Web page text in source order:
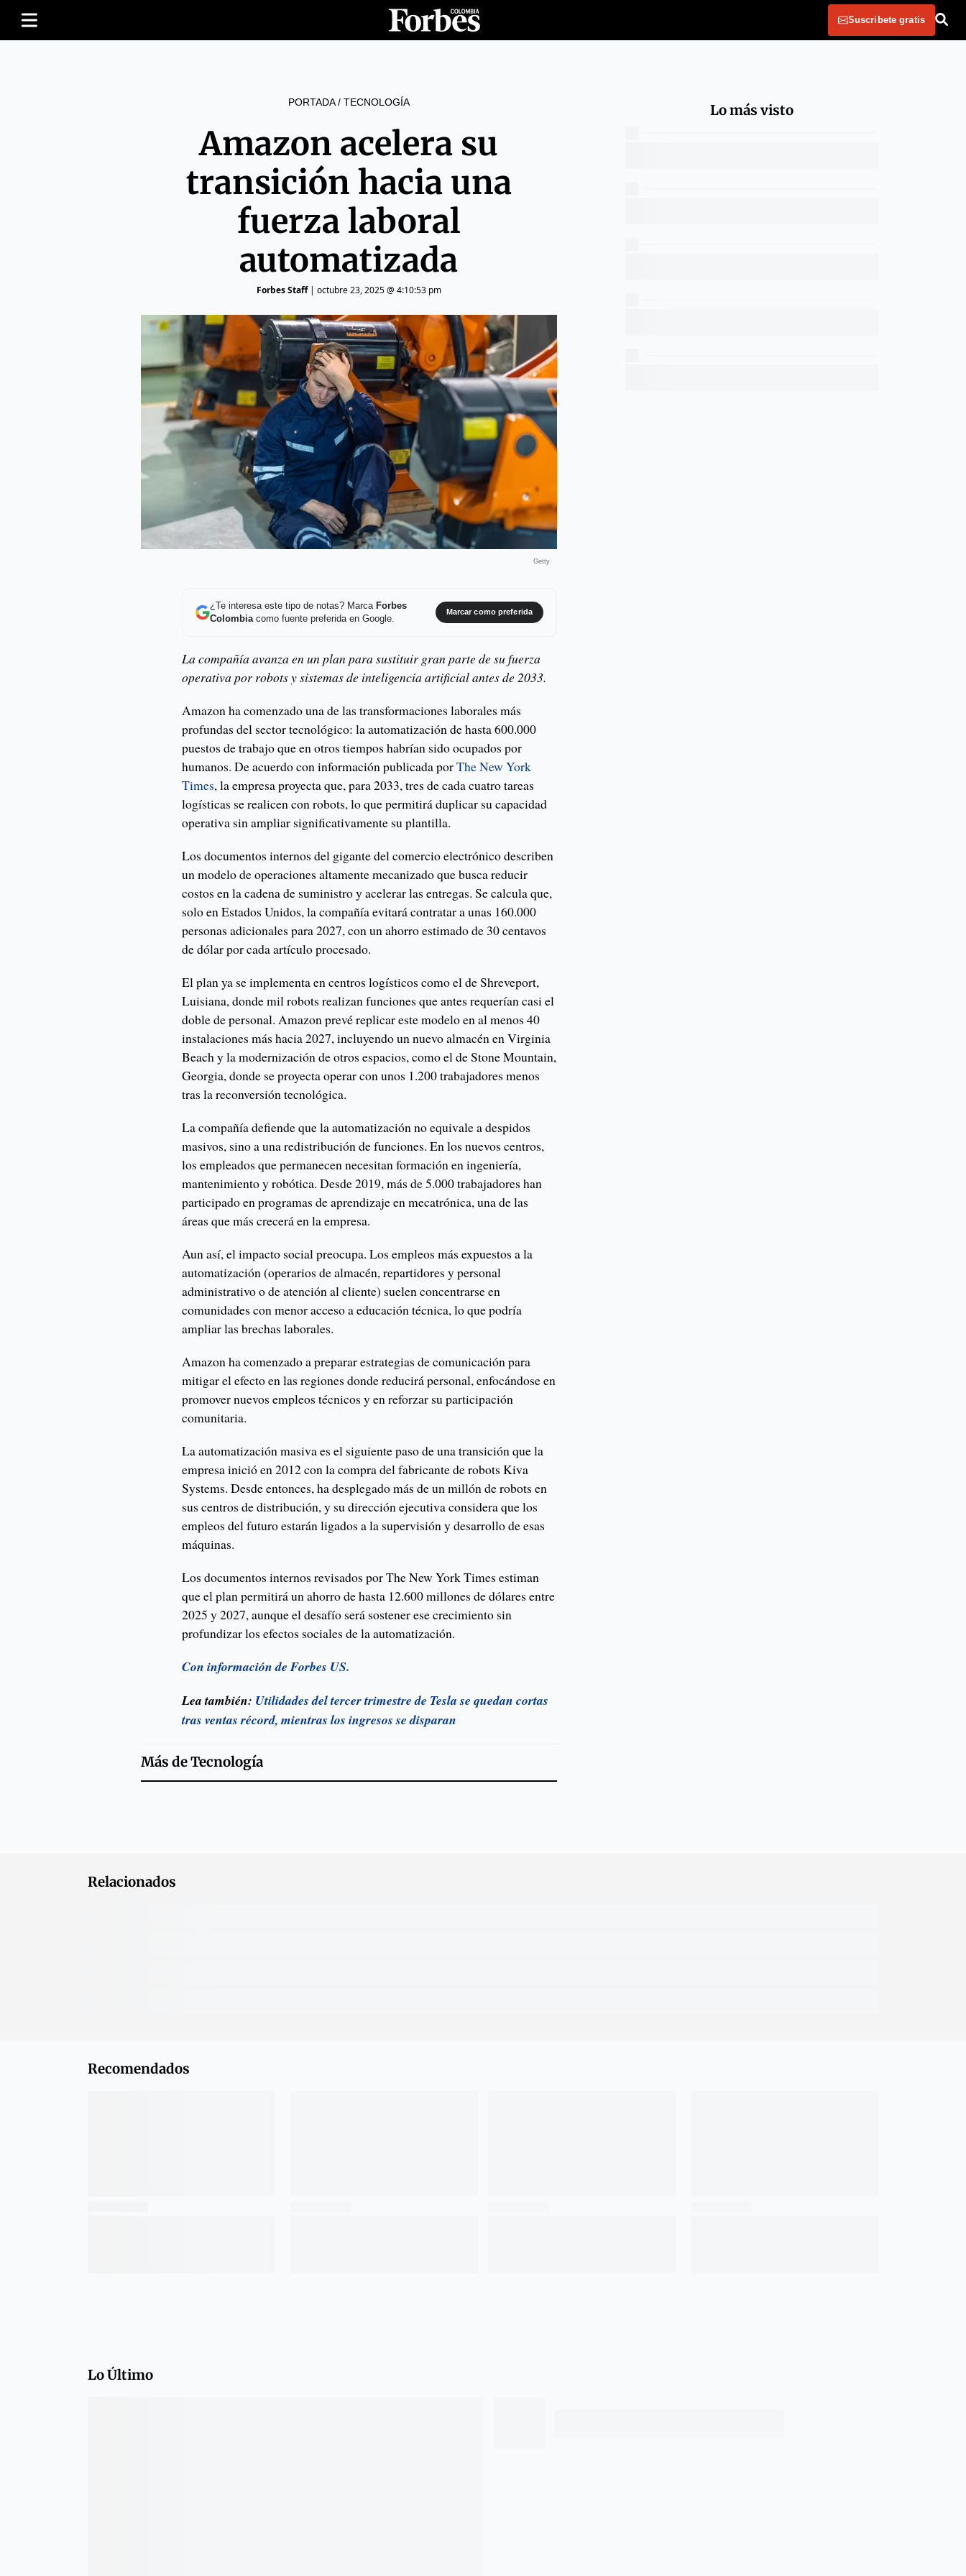
Suscribete gratis
PORTADA/ TECNOLOGÍA
Amazon acelera su
transición hacia una
fuerza laboral
automatizada
Forbes Staff| octubre 23, 2025 @ 4:10:53 pm
Getty
¿Te interesa este tipo de notas? Marca Forbes
Colombiacomo fuente preferida en Google.
Marcar como preferida
La compañía avanza en un plan para sustituir gran parte de su fuerza
operativa por robots y sistemas de inteligencia artificial antes de 2033.
Amazon ha comenzado una de las transformaciones laborales más
profundas del sector tecnológico: la automatización de hasta 600.000
puestos de trabajo que en otros tiempos habrían sido ocupados por
humanos. De acuerdo con información publicada porThe New York
Times, la empresa proyecta que, para 2033, tres de cada cuatro tareas
logísticas se realicen con robots, lo que permitirá duplicar su capacidad
operativa sin ampliar significativamente su plantilla.
Los documentos internos del gigante del comercio electrónico describen
un modelo de operaciones altamente mecanizado que busca reducir
costos en la cadena de suministro y acelerar las entregas. Se calcula que,
solo en Estados Unidos, la compañía evitará contratar a unas 160.000
personas adicionales para 2027, con un ahorro estimado de 30 centavos
de dólar por cada artículo procesado.
El plan ya se implementa en centros logísticos como el de Shreveport,
Luisiana, donde mil robots realizan funciones que antes requerían casi el
doble de personal. Amazon prevé replicar este modelo en al menos 40
instalaciones más hacia 2027, incluyendo un nuevo almacén en Virginia
Beach y la modernización de otros espacios, como el de Stone Mountain,
Georgia, donde se proyecta operar con unos 1.200 trabajadores menos
tras la reconversión tecnológica.
La compañía defiende que la automatización no equivale a despidos
masivos, sino a una redistribución de funciones. En los nuevos centros,
los empleados que permanecen necesitan formación en ingeniería,
mantenimiento y robótica. Desde 2019, más de 5.000 trabajadores han
participado en programas de aprendizaje en mecatrónica, una de las
áreas que más crecerá en la empresa.
Aun así, el impacto social preocupa. Los empleos más expuestos a la
automatización (operarios de almacén, repartidores y personal
administrativo o de atención al cliente) suelen concentrarse en
comunidades con menor acceso a educación técnica, lo que podría
ampliar las brechas laborales.
Amazon ha comenzado a preparar estrategias de comunicación para
mitigar el efecto en las regiones donde reducirá personal, enfocándose en
promover nuevos empleos técnicos y en reforzar su participación
comunitaria.
La automatización masiva es el siguiente paso de una transición que la
empresa inició en 2012 con la compra del fabricante de robots Kiva
Systems. Desde entonces, ha desplegado más de un millón de robots en
sus centros de distribución, y su dirección ejecutiva considera que los
empleos del futuro estarán ligados a la supervisión y desarrollo de esas
máquinas.
Los documentos internos revisados por The New York Times estiman
que el plan permitirá un ahorro de hasta 12.600 millones de dólares entre
2025 y 2027, aunque el desafío será sostener ese crecimiento sin
profundizar los efectos sociales de la automatización.
Con información de Forbes US.
Lea también: Utilidades del tercer trimestre de Tesla se quedan cortas
tras ventas récord, mientras los ingresos se disparan
Más deTecnología
Lo más visto
Relacionados
Recomendados
Lo Último